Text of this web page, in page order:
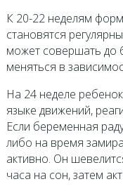
К 20-22 неделям
становятся
может совершать до
меняться в
На 24 неделе
языке движений,
Если беременная
либо на время
активно. Он
часа на сон, затем